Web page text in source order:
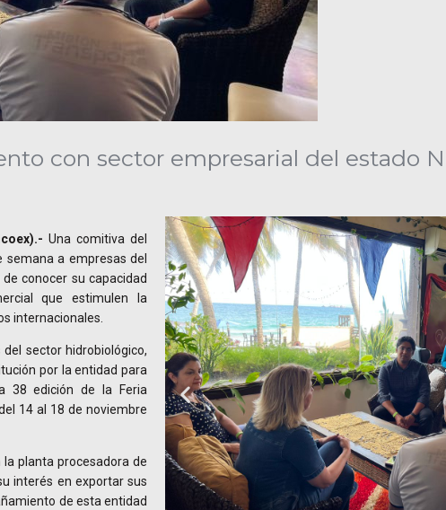
con sector empresarial del estado
Una comitiva del
semana a empresas del
conocer su capacidad
que estimulen la
internacionales.
sector hidrobiológico,
por la entidad para
38 edición de la Feria
14 al 18 de noviembre
planta procesadora de
interés en exportar sus
de esta entidad